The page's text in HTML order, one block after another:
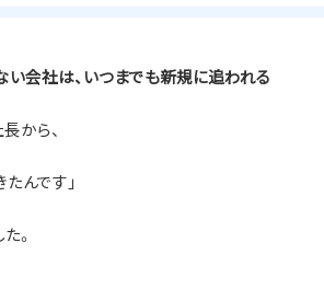
会社は、いつまでも新規に追われる
から、
んです」
。